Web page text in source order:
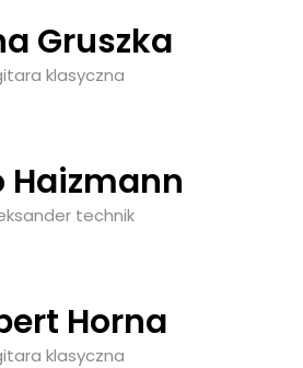
Gruszka
klasyczna
Haizmann
technik
Horna
klasyczna